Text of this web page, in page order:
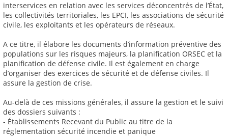
interservices en relation avec les services déconcentrés de l’État,
les collectivités territoriales, les EPCI, les associations de sécurité
civile, les exploitants et les opérateurs de réseaux.
A ce titre, il élabore les documents d’information préventive des
populations sur les risques majeurs, la planification ORSEC et la
planification de défense civile. Il est également en charge
d’organiser des exercices de sécurité et de défense civiles. Il
assure la gestion de crise.
Au-delà de ces missions générales, il assure la gestion et le suivi
des dossiers suivants :
- Établissements Recevant du Public au titre de la
réglementation sécurité incendie et panique